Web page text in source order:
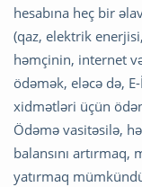
hesabına heç bir
(qaz, elektrik
həmçinin, internet
ödəmək, eləcə də,
xidmətləri üçün
Ödəmə vasitəsilə,
balansını
yatırmaq